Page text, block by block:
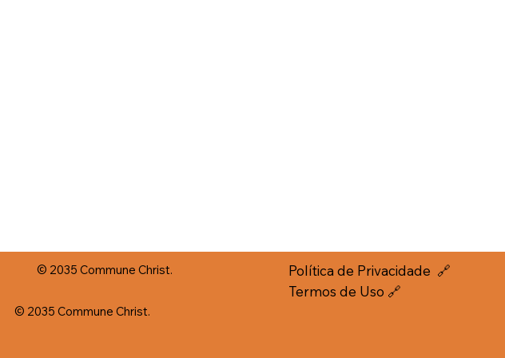
© 2035 Commune Christ.
© 2035 Commune Christ.
Política de Privacidade 🔗
Termos de Uso 🔗